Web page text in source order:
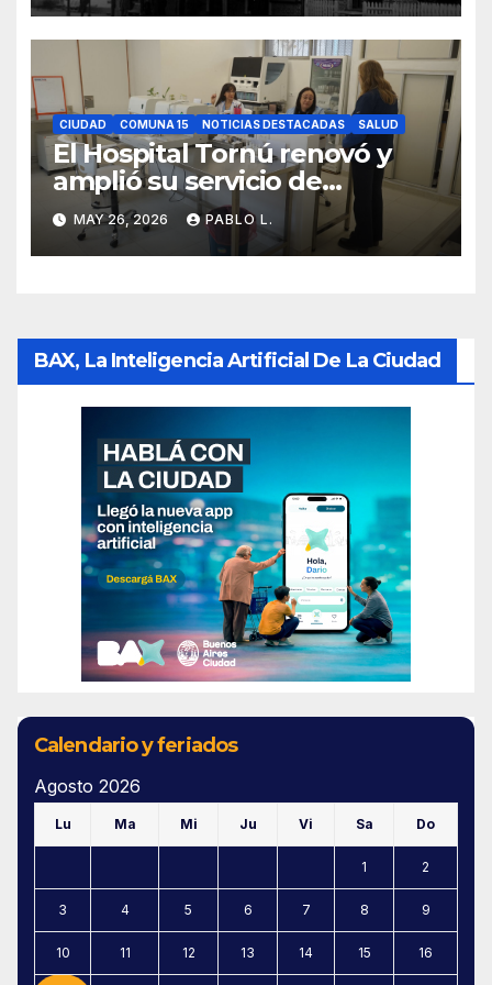
CIUDAD COMUNA 15 NOTICIAS DESTACADAS SALUD
El Hospital Tornú renovó y
amplió su servicio de
Anatomía Patológica en
Parque Chas
MAY 26, 2026 PABLO L.
BAX, La Inteligencia Artificial De La Ciudad
Calendario y feriados
Agosto 2026
Lu Ma Mi Ju Vi Sa Do
1 2
3 4 5 6 7 8 9
10 11 12 13 14 15 16